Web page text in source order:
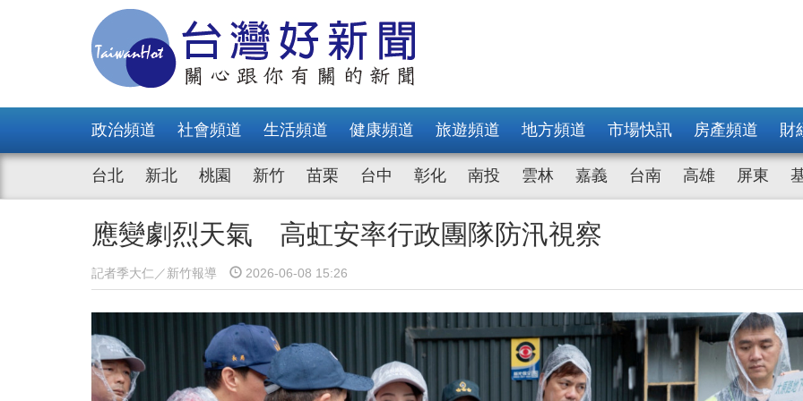
政治頻道 社會頻道 生活頻道 健康頻道 旅遊頻道 地方頻道 市場快訊 房產頻道 財
台北 新北 桃園 新竹 苗栗 台中 彰化 南投 雲林 嘉義 台南 高雄 屏東
應變劇烈天氣 高虹安率行政團隊防汛視察
記者季大仁／新竹報導 2026-06-08 15:26